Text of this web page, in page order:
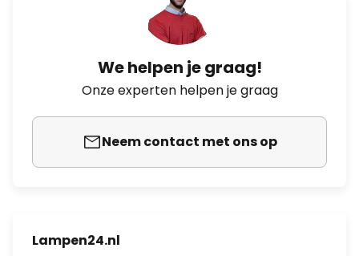
We helpen je graag!
Onze experten helpen je graag
Neem contact met ons op
Lampen24.nl